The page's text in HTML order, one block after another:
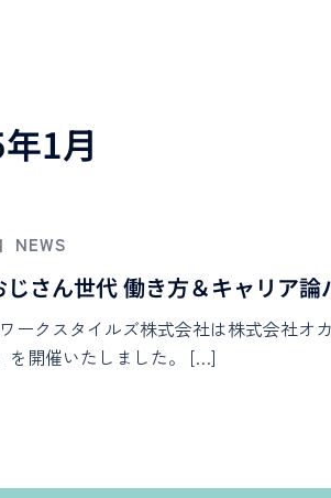
1月
NEWS
じさん世代 働き方＆キャリア
ークスタイルズ株式会社は株式会社
を開催いたしました。 […]